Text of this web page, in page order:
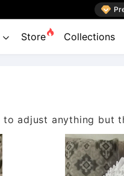

 Store Collections
adjust anything but